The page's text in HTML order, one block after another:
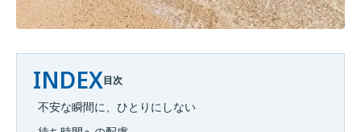
INDEX目次
不安な瞬間に、ひとりにしない